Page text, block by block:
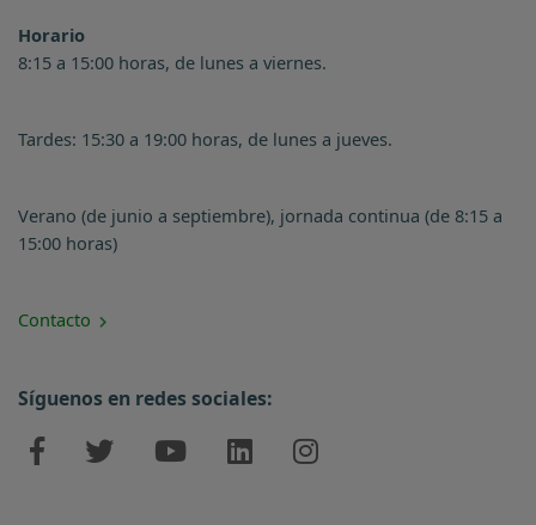
Horario
8:15 a 15:00 horas, de lunes a viernes.
Tardes: 15:30 a 19:00 horas, de lunes a jueves.
Verano (de junio a septiembre), jornada continua (de 8:15 a
15:00 horas)
Contacto
Síguenos en redes sociales: